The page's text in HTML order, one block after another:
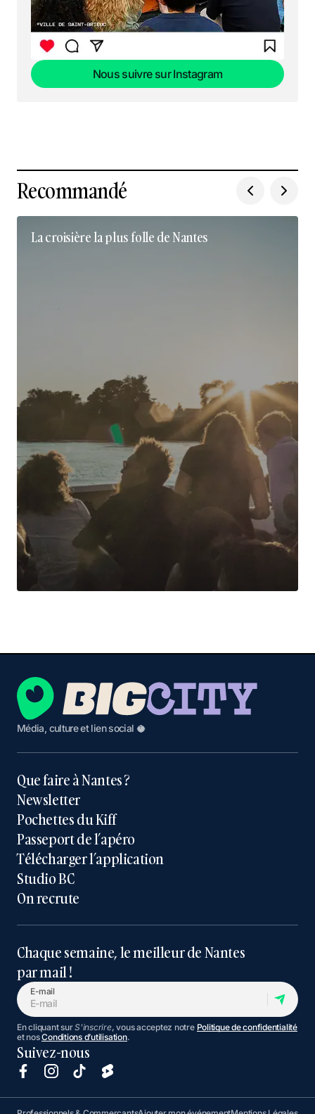
Nous suivre sur Instagram
Recommandé
La croisière la plus folle de Nantes
Média, culture et lien social 🥥
Que faire à Nantes ?
Newsletter
Pochettes du Kiff
Passeport de l’apéro
Télécharger l’application
Studio BC
On recrute
Chaque semaine, le meilleur de Nantes
par mail !
E-mail
En cliquant surS'inscrire, vous acceptez notre Politique de confidentialité
et nosConditions d’utilisation.
Suivez-nous